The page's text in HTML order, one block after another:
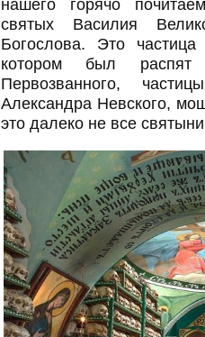
нашего горячо
святых Василия
Богослова. Это
котором был распят
Первозванного,
Александра Невского,
это далеко не все